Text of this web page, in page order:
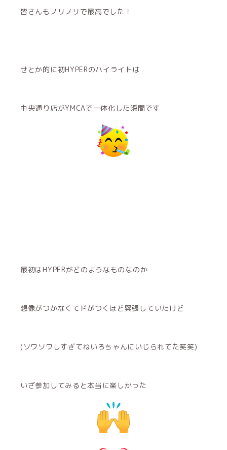
皆さんもノリノリで最高でした！
せとか的に初HYPERのハイライトは
中央通り店がYMCAで一体化した瞬間です
最初はHYPERがどのようなものなのか
想像がつかなくてドがつくほど緊張していたけど
(ソワソワしすぎてねいろちゃんにいじられてた笑笑)
いざ参加してみると本当に楽しかった